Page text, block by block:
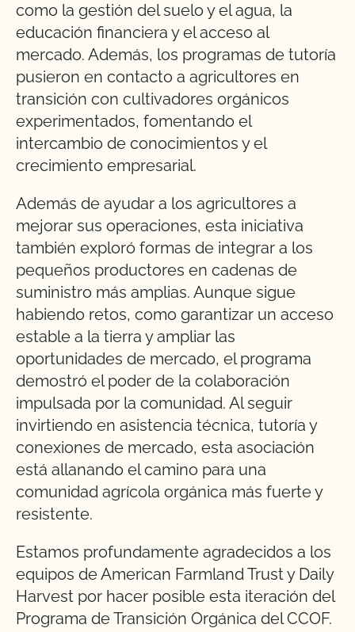
como la gestión del suelo y el agua, la
educación financiera y el acceso al
mercado. Además, los programas de tutoría
pusieron en contacto a agricultores en
transición con cultivadores orgánicos
experimentados, fomentando el
intercambio de conocimientos y el
crecimiento empresarial.
Además de ayudar a los agricultores a
mejorar sus operaciones, esta iniciativa
también exploró formas de integrar a los
pequeños productores en cadenas de
suministro más amplias. Aunque sigue
habiendo retos, como garantizar un acceso
estable a la tierra y ampliar las
oportunidades de mercado, el programa
demostró el poder de la colaboración
impulsada por la comunidad. Al seguir
invirtiendo en asistencia técnica, tutoría y
conexiones de mercado, esta asociación
está allanando el camino para una
comunidad agrícola orgánica más fuerte y
resistente.
Estamos profundamente agradecidos a los
equipos de American Farmland Trust y Daily
Harvest por hacer posible esta iteración del
Programa de Transición Orgánica del CCOF.